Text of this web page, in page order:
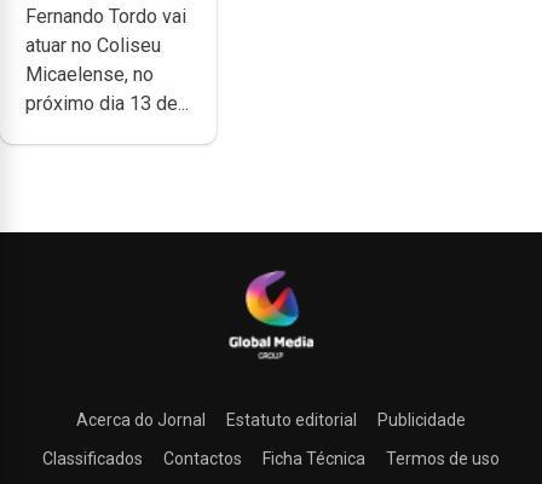
no Coliseu
Micaelense
Fernando Tordo vai
atuar no Coliseu
Micaelense, no
próximo dia 13 de...
Acerca do Jornal Estatuto editorial
Publicidade
Classificados
Contactos Ficha Técnica Termos de uso